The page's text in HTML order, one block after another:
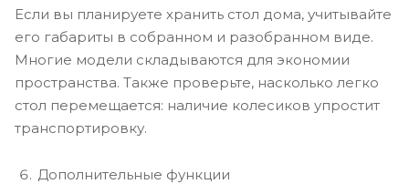
Если вы планируете хранить стол дома, учитывайте
его габариты в собранном и разобранном виде.
Многие модели складываются для экономии
пространства. Также проверьте, насколько легко
стол перемещается: наличие колесиков упростит
транспортировку.
Дополнительные функции